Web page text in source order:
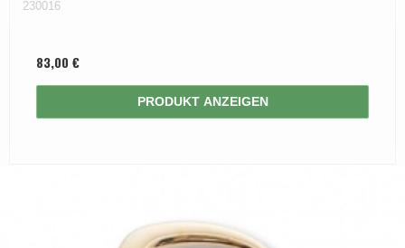
230016
83,00 €
PRODUKT ANZEIGEN